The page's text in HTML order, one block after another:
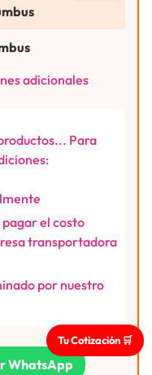
adicionales
Para
pagar el costo
transportadora
por nuestro
WhatsApp
Tu Cotización 🛒